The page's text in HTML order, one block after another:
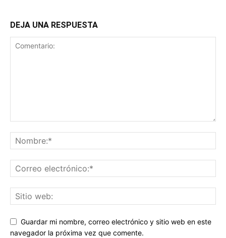
DEJA UNA RESPUESTA
Guardar mi nombre, correo electrónico y sitio web en este
navegador la próxima vez que comente.